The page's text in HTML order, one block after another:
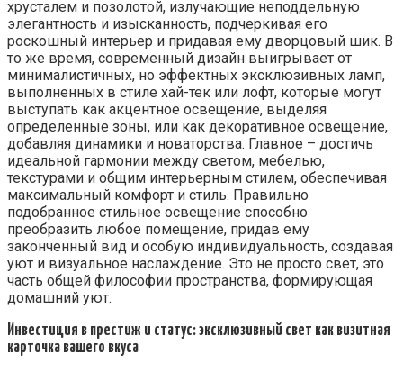
хрусталем и позолотой, излучающие неподдельную
элегантность и изысканность, подчеркивая его
роскошный интерьер и придавая ему дворцовый шик. В
то же время, современный дизайн выигрывает от
минималистичных, но эффектных эксклюзивных ламп,
выполненных в стиле хай-тек или лофт, которые могут
выступать как акцентное освещение, выделяя
определенные зоны, или как декоративное освещение,
добавляя динамики и новаторства. Главное – достичь
идеальной гармонии между светом, мебелью,
текстурами и общим интерьерным стилем, обеспечивая
максимальный комфорт и стиль. Правильно
подобранное стильное освещение способно
преобразить любое помещение, придав ему
законченный вид и особую индивидуальность, создавая
уют и визуальное наслаждение. Это не просто свет, это
часть общей философии пространства, формирующая
домашний уют.
Инвестиция в престиж и статус: эксклюзивный свет как визитная
карточка вашего вкуса